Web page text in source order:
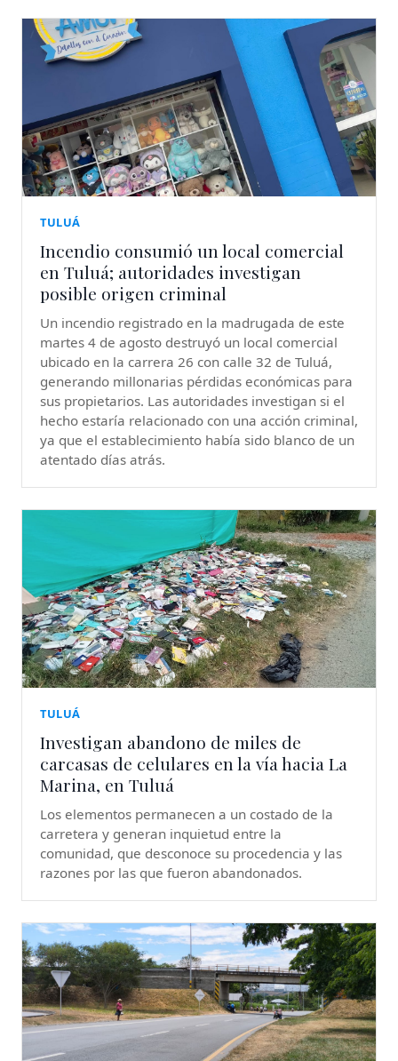
TULUÁ
Incendio consumió un local comercial
en Tuluá; autoridades investigan
posible origen criminal
Un incendio registrado en la madrugada de este
martes 4 de agosto destruyó un local comercial
ubicado en la carrera 26 con calle 32 de Tuluá,
generando millonarias pérdidas económicas para
sus propietarios. Las autoridades investigan si el
hecho estaría relacionado con una acción criminal,
ya que el establecimiento había sido blanco de un
atentado días atrás.
TULUÁ
Investigan abandono de miles de
carcasas de celulares en la vía hacia La
Marina, en Tuluá
Los elementos permanecen a un costado de la
carretera y generan inquietud entre la
comunidad, que desconoce su procedencia y las
razones por las que fueron abandonados.